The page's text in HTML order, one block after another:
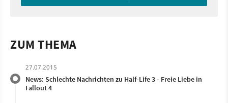
ZUM THEMA
27.07.2015
News: Schlechte Nachrichten zu Half-Life 3 - Freie Liebe in
Fallout 4